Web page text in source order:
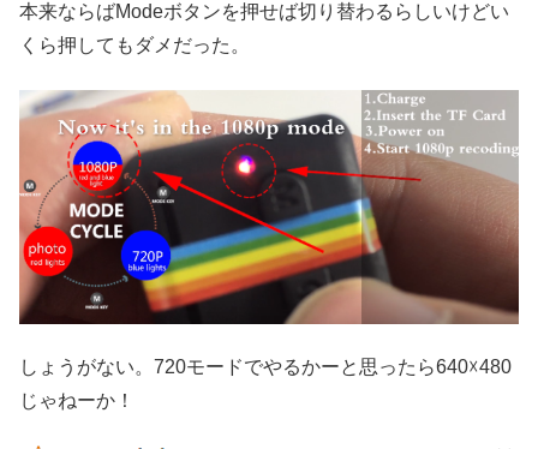
本来ならばModeボタンを押せば切り替わるらしいけどい
くら押してもダメだった。
しょうがない。720モードでやるかーと思ったら640☓480
じゃねーか！